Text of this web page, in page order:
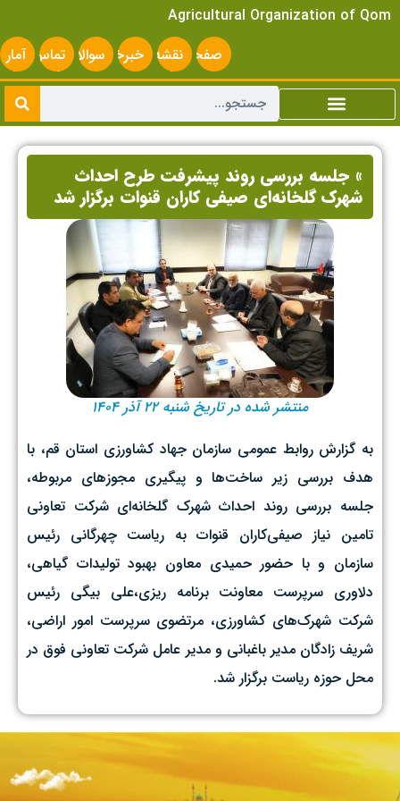
Agricultural Organization of Qom
صفحه
اصلی
نقشه
سایت
خبرخوانسوالات
متداول
تماس
با ما
آمار
» جلسه بررسی روند پیشرفت طرح احداث
شهرک گلخانه‌ای صیفی کاران قنوات برگزار شد
منتشر شده در تاریخ شنبه ۲۲ آذر ۱۴۰۴
به گزارش روابط عمومی سازمان جهاد کشاورزی استان قم، با
هدف بررسی زیر ساخت‌ها و پیگیری مجوزهای مربوطه،
جلسه بررسی روند احداث شهرک گلخانه‌ای شرکت تعاونی
تامین نیاز صیفی‌کاران قنوات به ریاست چهرگانی رئیس
سازمان و با حضور حمیدی معاون بهبود تولیدات گیاهی،
دلاوری سرپرست معاونت برنامه ریزی،علی بیگی رئیس
شرکت شهرک‌های کشاورزی، مرتضوی سرپرست امور اراضی،
شریف زادگان مدیر باغبانی و مدیر عامل شرکت تعاونی فوق در
محل حوزه ریاست برگزار شد.